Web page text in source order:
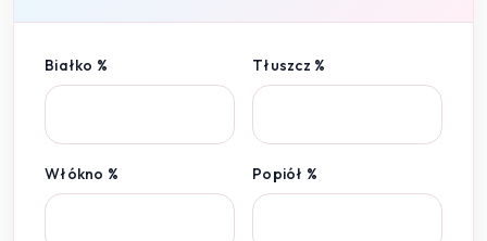
Białko % Tłuszcz %
Włókno % Popiół %